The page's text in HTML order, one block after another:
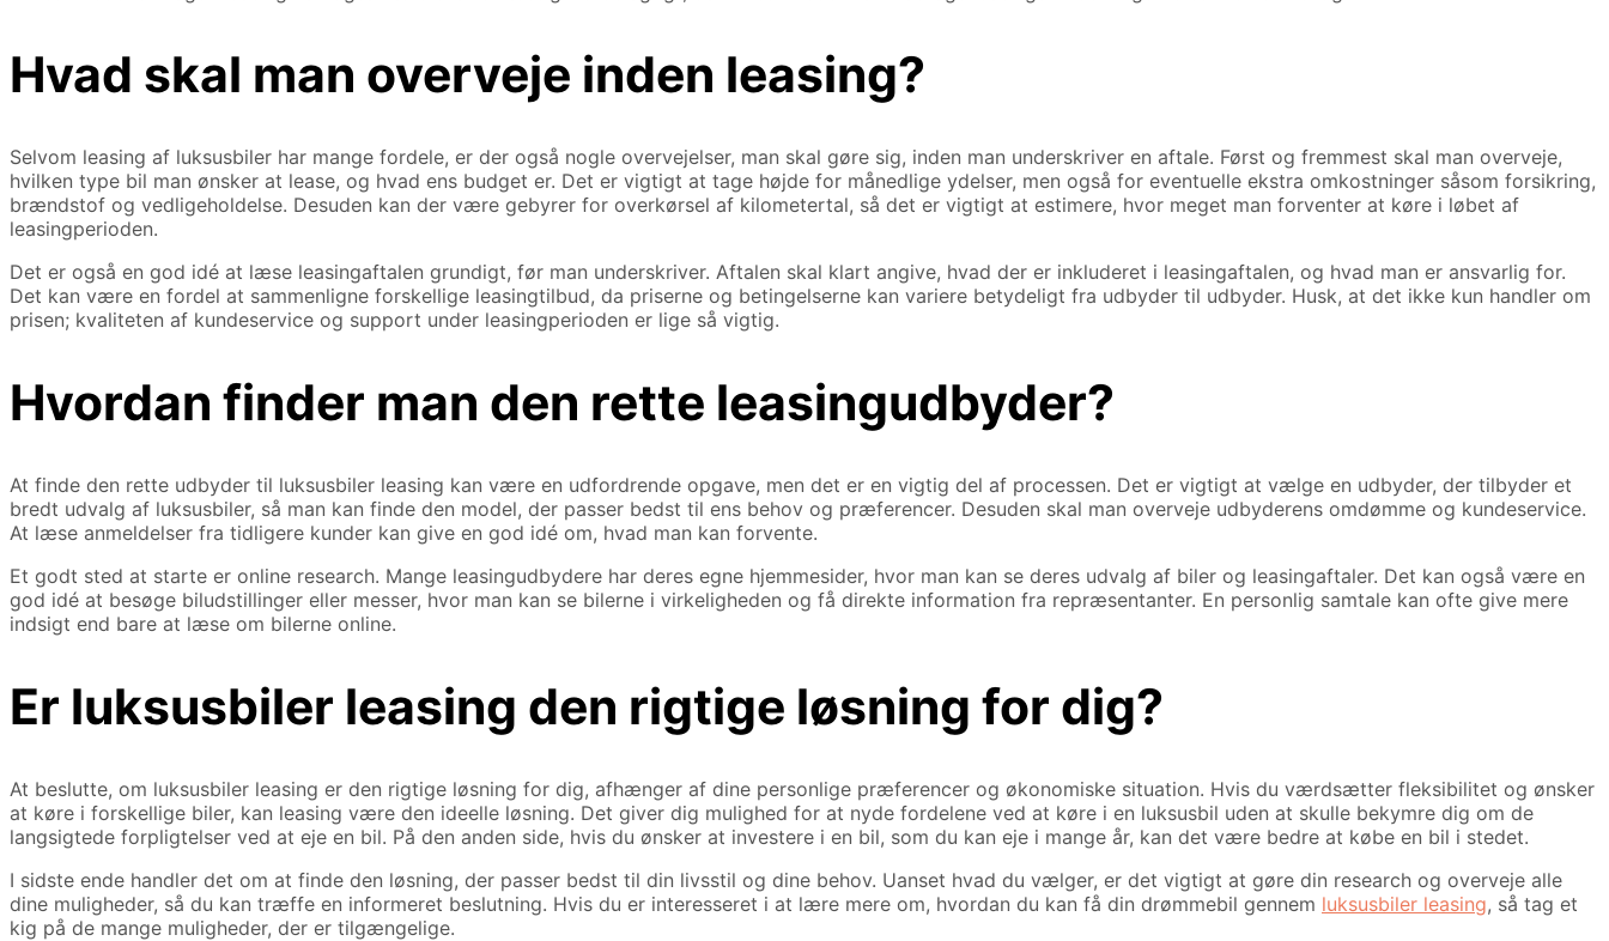
Hvad skal man overveje inden leasing?
Selvom leasing af luksusbiler har mange fordele, er der også nogle overvejelser, man skal gøre sig, inden man underskriver en aftale. Først og fremmest skal man overveje,
hvilken type bil man ønsker at lease, og hvad ens budget er. Det er vigtigt at tage højde for månedlige ydelser, men også for eventuelle ekstra omkostninger såsom forsikring,
brændstof og vedligeholdelse. Desuden kan der være gebyrer for overkørsel af kilometertal, så det er vigtigt at estimere, hvor meget man forventer at køre i løbet af
leasingperioden.
Det er også en god idé at læse leasingaftalen grundigt, før man underskriver. Aftalen skal klart angive, hvad der er inkluderet i leasingaftalen, og hvad man er ansvarlig for.
Det kan være en fordel at sammenligne forskellige leasingtilbud, da priserne og betingelserne kan variere betydeligt fra udbyder til udbyder. Husk, at det ikke kun handler om
prisen; kvaliteten af kundeservice og support under leasingperioden er lige så vigtig.
Hvordan finder man den rette leasingudbyder?
At finde den rette udbyder til luksusbiler leasing kan være en udfordrende opgave, men det er en vigtig del af processen. Det er vigtigt at vælge en udbyder, der tilbyder et
bredt udvalg af luksusbiler, så man kan finde den model, der passer bedst til ens behov og præferencer. Desuden skal man overveje udbyderens omdømme og kundeservice.
At læse anmeldelser fra tidligere kunder kan give en god idé om, hvad man kan forvente.
Et godt sted at starte er online research. Mange leasingudbydere har deres egne hjemmesider, hvor man kan se deres udvalg af biler og leasingaftaler. Det kan også være en
god idé at besøge biludstillinger eller messer, hvor man kan se bilerne i virkeligheden og få direkte information fra repræsentanter. En personlig samtale kan ofte give mere
indsigt end bare at læse om bilerne online.
Er luksusbiler leasing den rigtige løsning for dig?
At beslutte, om luksusbiler leasing er den rigtige løsning for dig, afhænger af dine personlige præferencer og økonomiske situation. Hvis du værdsætter fleksibilitet og ønsker
at køre i forskellige biler, kan leasing være den ideelle løsning. Det giver dig mulighed for at nyde fordelene ved at køre i en luksusbil uden at skulle bekymre dig om de
langsigtede forpligtelser ved at eje en bil. På den anden side, hvis du ønsker at investere i en bil, som du kan eje i mange år, kan det være bedre at købe en bil i stedet.
I sidste ende handler det om at finde den løsning, der passer bedst til din livsstil og dine behov. Uanset hvad du vælger, er det vigtigt at gøre din research og overveje alle
dine muligheder, så du kan træffe en informeret beslutning. Hvis du er interesseret i at lære mere om, hvordan du kan få din drømmebil gennem luksusbiler leasing, så tag et
kig på de mange muligheder, der er tilgængelige.